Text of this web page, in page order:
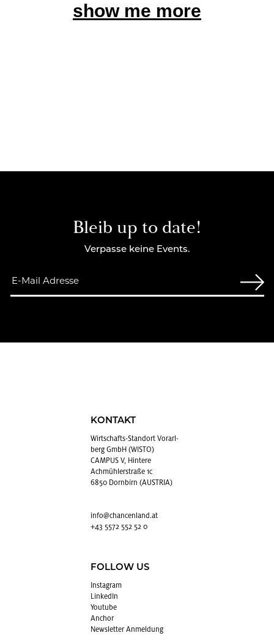
show me more
Bleib up to date!
Verpasse keine Events.
KONTAKT
Wirt­schafts-Stand­ort Vor­arl­
berg GmbH (WISTO)
CAMPUS V, Hintere
Achmühlerstraße 1c
6850 Dornbirn (AUSTRIA)
info@​chancenland.​at
+43 5572 552 52 0
FOLLOW US
In­sta­gram
Lin­kedIn
You­tube
An­chor
News­let­ter An­mel­dung